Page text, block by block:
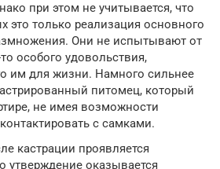
при этом не учитывается, что
это только реализация основного
Они не испытывают от
особого удовольствия,
им для жизни. Намного сильнее
питомец, который
не имея возможности
с самками.
кастрации проявляется
утверждение оказывается